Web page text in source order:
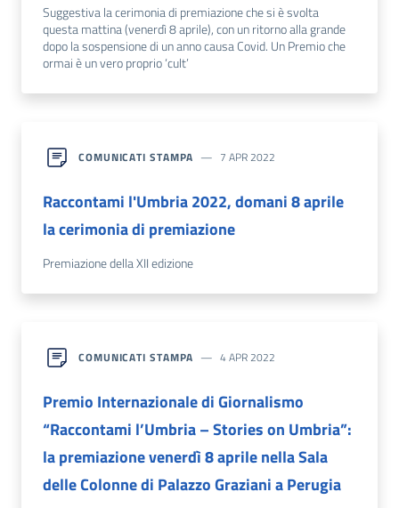
Suggestiva la cerimonia di premiazione che si è svolta
questa mattina (venerdì 8 aprile), con un ritorno alla grande
dopo la sospensione di un anno causa Covid. Un Premio che
ormai è un vero proprio ‘cult’
COMUNICATI STAMPA 7 APR 2022
Raccontami l'Umbria 2022, domani 8 aprile
la cerimonia di premiazione
Premiazione della XII edizione
COMUNICATI STAMPA 4 APR 2022
Premio Internazionale di Giornalismo
“Raccontami l’Umbria – Stories on Umbria”:
la premiazione venerdì 8 aprile nella Sala
delle Colonne di Palazzo Graziani a Perugia